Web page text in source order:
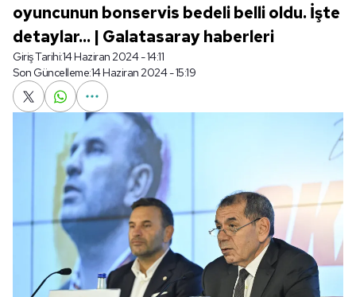
oyuncunun bonservis bedeli belli oldu. İşte
detaylar... | Galatasaray haberleri
Giriş Tarihi:14 Haziran 2024 - 14:11
Son Güncelleme:14 Haziran 2024 - 15:19